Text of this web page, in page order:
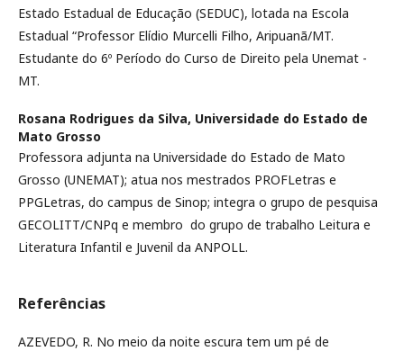
Estado Estadual de Educação (SEDUC), lotada na Escola
Estadual “Professor Elídio Murcelli Filho, Aripuanã/MT.
Estudante do 6º Período do Curso de Direito pela Unemat -
MT.
Rosana Rodrigues da Silva, Universidade do Estado de
Mato Grosso
Professora adjunta na Universidade do Estado de Mato
Grosso (UNEMAT); atua nos mestrados PROFLetras e
PPGLetras, do campus de Sinop; integra o grupo de pesquisa
GECOLITT/CNPq e membro do grupo de trabalho Leitura e
Literatura Infantil e Juvenil da ANPOLL.
Referências
AZEVEDO, R. No meio da noite escura tem um pé de